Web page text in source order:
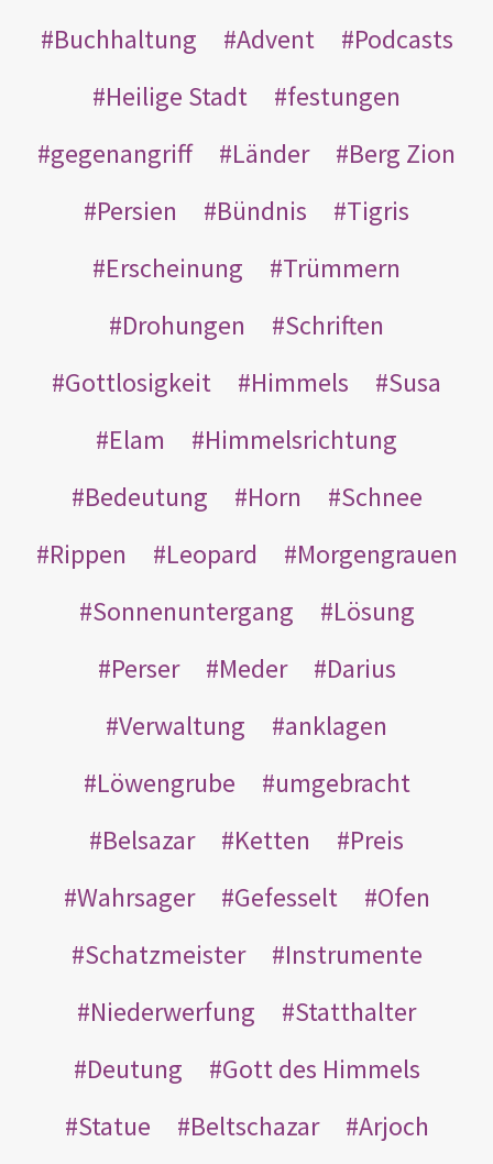
Buchhaltung
Advent
Podcasts
Heilige Stadt
festungen
gegenangriff
Länder
Berg Zion
Persien
Bündnis
Tigris
Erscheinung
Trümmern
Drohungen
Schriften
Gottlosigkeit
Himmels
Susa
Elam
Himmelsrichtung
Bedeutung
Horn
Schnee
Rippen
Leopard
Morgengrauen
Sonnenuntergang
Lösung
Perser
Meder
Darius
Verwaltung
anklagen
Löwengrube
umgebracht
Belsazar
Ketten
Preis
Wahrsager
Gefesselt
Ofen
Schatzmeister
Instrumente
Niederwerfung
Statthalter
Deutung
Gott des Himmels
Statue
Beltschazar
Arjoch